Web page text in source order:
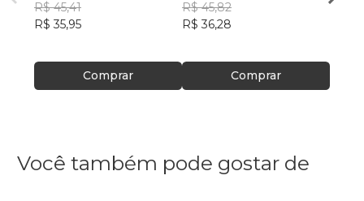
R$ 45,41
R$ 35,95
Comprar
R$ 45,82
R$ 36,28
Comprar
R$
Você também pode gostar de